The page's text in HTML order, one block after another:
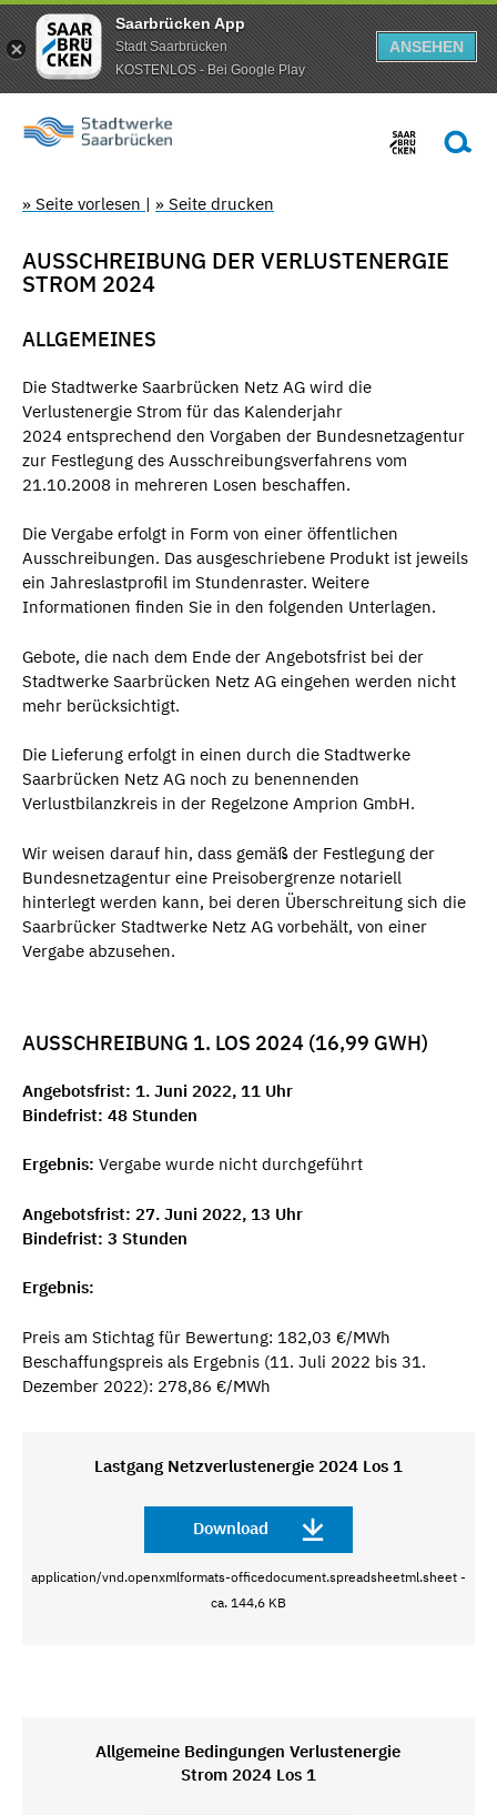
Saarbrücken App
Stadt Saarbrücken
KOSTENLOS - Bei Google Play
ANSEHEN
» Seite vorlesen | » Seite drucken
AUSSCHREIBUNG DER VERLUSTENERGIE
STROM 2024
ALLGEMEINES
Die Stadtwerke Saarbrücken Netz AG wird die
Verlustenergie Strom für das Kalenderjahr
2024 entsprechend den Vorgaben der Bundesnetzagentur
zur Festlegung des Ausschreibungsverfahrens vom
21.10.2008 in mehreren Losen beschaffen.
Die Vergabe erfolgt in Form von einer öffentlichen
Ausschreibungen. Das ausgeschriebene Produkt ist jeweils
ein Jahreslastprofil im Stundenraster. Weitere
Informationen finden Sie in den folgenden Unterlagen.
Gebote, die nach dem Ende der Angebotsfrist bei der
Stadtwerke Saarbrücken Netz AG eingehen werden nicht
mehr berücksichtigt.
Die Lieferung erfolgt in einen durch die Stadtwerke
Saarbrücken Netz AG noch zu benennenden
Verlustbilanzkreis in der Regelzone Amprion GmbH.
Wir weisen darauf hin, dass gemäß der Festlegung der
Bundesnetzagentur eine Preisobergrenze notariell
hinterlegt werden kann, bei deren Überschreitung sich die
Saarbrücker Stadtwerke Netz AG vorbehält, von einer
Vergabe abzusehen.
AUSSCHREIBUNG 1. LOS 2024 (16,99 GWH)
Angebotsfrist: 1. Juni 2022, 11 Uhr
Bindefrist: 48 Stunden
Ergebnis: Vergabe wurde nicht durchgeführt
Angebotsfrist: 27. Juni 2022, 13 Uhr
Bindefrist: 3 Stunden
Ergebnis:
Preis am Stichtag für Bewertung: 182,03 €/MWh
Beschaffungspreis als Ergebnis (11. Juli 2022 bis 31.
Dezember 2022): 278,86 €/MWh
Lastgang Netzverlustenergie 2024 Los 1
Download
application/vnd.openxmlformats-officedocument.spreadsheetml.sheet -
ca. 144,6 KB
Allgemeine Bedingungen Verlustenergie
Strom 2024 Los 1